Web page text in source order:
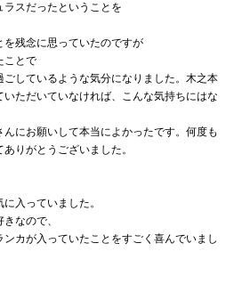
スだったということを
残念に思っていたのですが
ことで
しているような気分になりました。木之本
ただいていなければ、こんな気持ちにはな
にお願いして本当によかったです。何度も
りがとうございました。
入っていました。
なので、
カが入っていたことをすごく喜んでいまし